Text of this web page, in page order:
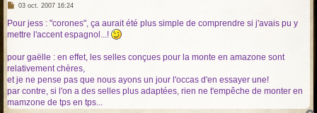
M
s
s
a
03 oct. 2007 16:24
Pour jess : "corones", ça aurait été plus simple de comprendre si j'avais pu y
mettre l'accent espagnol...!
pour gaëlle : en effet, les selles conçues pour la monte en amazone sont
relativement chères,
et je ne pense pas que nous ayons un jour l'occas d'en essayer une!
par contre, si l'on a des selles plus adaptées, rien ne t'empêche de monter en
mamzone de tps en tps...